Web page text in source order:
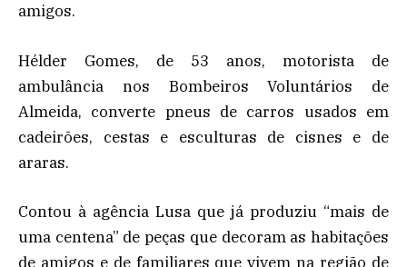
amigos.
Hélder Gomes, de 53 anos, motorista de
ambulância nos Bombeiros Voluntários de
Almeida, converte pneus de carros usados em
cadeirões, cestas e esculturas de cisnes e de
araras.
Contou à agência Lusa que já produziu “mais de
uma centena” de peças que decoram as habitações
de amigos e de familiares que vivem na região de